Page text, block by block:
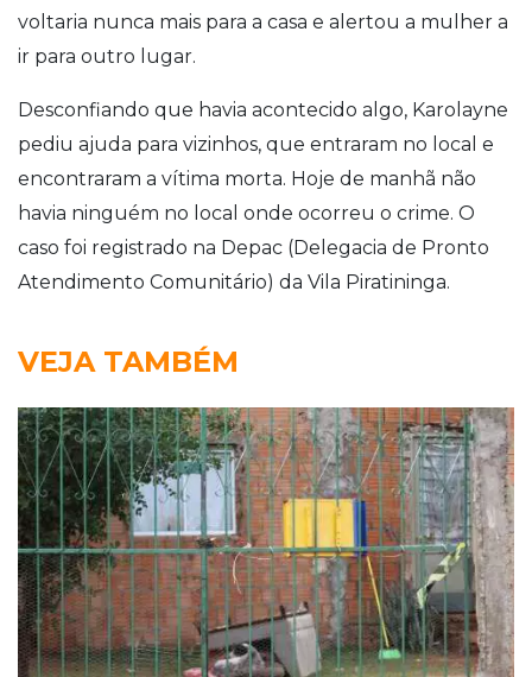
voltaria nunca mais para a casa e alertou a mulher a
ir para outro lugar.
Desconfiando que havia acontecido algo, Karolayne
pediu ajuda para vizinhos, que entraram no local e
encontraram a vítima morta. Hoje de manhã não
havia ninguém no local onde ocorreu o crime. O
caso foi registrado na Depac (Delegacia de Pronto
Atendimento Comunitário) da Vila Piratininga.
VEJA TAMBÉM